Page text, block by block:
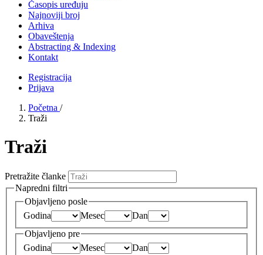
Časopis uređuju
Najnoviji broj
Arhiva
Obaveštenja
Abstracting & Indexing
Kontakt
Registracija
Prijava
Početna /
Traži
Traži
Pretražite članke
Napredni filtri
Objavljeno posle
Godina
Mesec
Dan
Objavljeno pre
Godina
Mesec
Dan